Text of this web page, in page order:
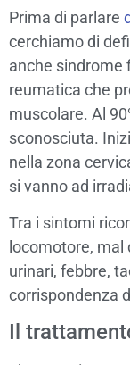
Prima di parlare
cerchiamo di
anche sindrome
reumatica che
muscolare. Al
sconosciuta.
nella zona
si vanno ad
Tra i sintomi
locomotore, mal
urinari, febbre,
corrispondenza
Il